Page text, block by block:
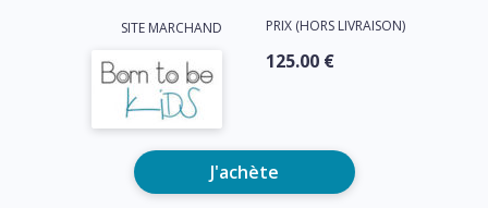
SITE MARCHAND PRIX (HORS LIVRAISON)
125.00 €
J'achète